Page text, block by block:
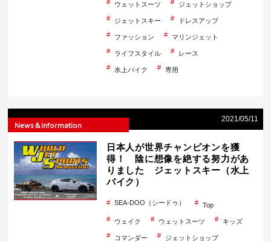
ウェットスーツ ジェットショップ
ジェットスキー ドレスアップ
ファッション マリンジェット
ライフスタイル レース
水上バイク 専用
2021/05/11
News＆Information
日本人が世界チャンピオンを獲
得！ 陰に想像を絶する努力があ
りました ジェットスキー（水上
バイク）
SEA-DOO（シードゥ） Top
ウェイク ウェットスーツ キッズ
コマンダー ジェットショップ